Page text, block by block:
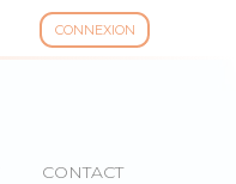
CONNEXION
CONTACT